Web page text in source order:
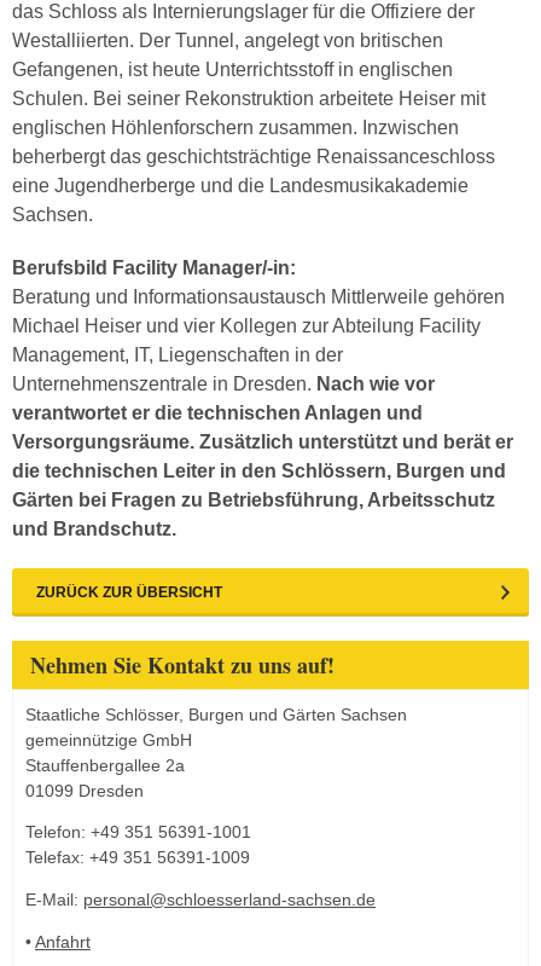
das Schloss als Internierungslager für die Offiziere der
Westalliierten. Der Tunnel, angelegt von britischen
Gefangenen, ist heute Unterrichtsstoff in englischen
Schulen. Bei seiner Rekonstruktion arbeitete Heiser mit
englischen Höhlenforschern zusammen. Inzwischen
beherbergt das geschichtsträchtige Renaissanceschloss
eine Jugendherberge und die Landesmusikakademie
Sachsen.
Berufsbild Facility Manager/-in:
Beratung und Informationsaustausch Mittlerweile gehören
Michael Heiser und vier Kollegen zur Abteilung Facility
Management, IT, Liegenschaften in der
Unternehmenszentrale in Dresden. Nach wie vor
verantwortet er die technischen Anlagen und
Versorgungsräume. Zusätzlich unterstützt und berät er
die technischen Leiter in den Schlössern, Burgen und
Gärten bei Fragen zu Betriebsführung, Arbeitsschutz
und Brandschutz.
ZURÜCK ZUR ÜBERSICHT
Nehmen Sie Kontakt zu uns auf!
Staatliche Schlösser, Burgen und Gärten Sachsen
gemeinnützige GmbH
Stauffenbergallee 2a
01099 Dresden
Telefon: +49 351 56391-1001
Telefax: +49 351 56391-1009
E-Mail: personal@schloesserland-sachsen.de
•Anfahrt